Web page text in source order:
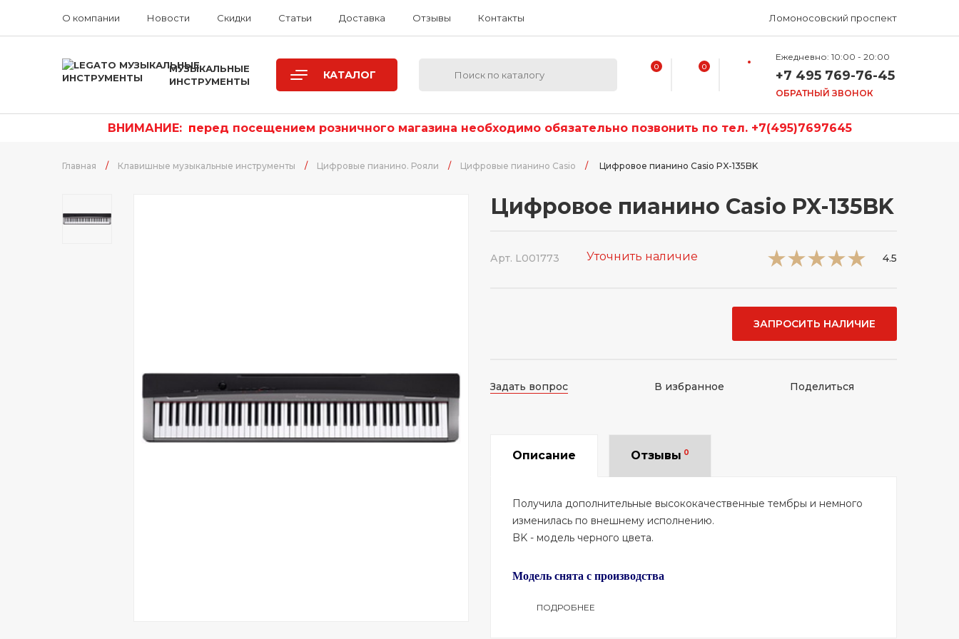
О компании Новости Скидки Статьи Доставка Отзывы Контакты Ломоносовский проспект
МУЗЫКАЛЬНЫЕ
ИНСТРУМЕНТЫ
КАТАЛОГ
0 0
Ежедневно: 10:00 - 20:00
+7 495 769-76-45
ОБРАТНЫЙ ЗВОНОК
ВНИМАНИЕ: перед посещением розничного магазина необходимо обязательно позвонить по тел. +7(495)7697645
Главная / Клавишные музыкальные инструменты / Цифровые пианино. Рояли / Цифровые пианино Casio / Цифровое пианино Casio PX-135BK
Цифровое пианино Casio PX-135BK
Арт. L001773 Уточнить наличие 4.5
ЗАПРОСИТЬ НАЛИЧИЕ
Задать вопрос В избранное Поделиться
Описание Отзывы 0
Получила дополнительные высококачественные тембры и немного
изменилась по внешнему исполнению.
BK - модель черного цвета.
Модель снята с производства
ПОДРОБНЕЕ